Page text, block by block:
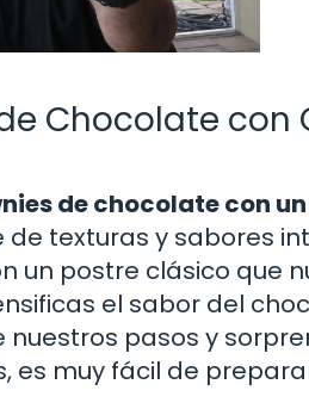
Chocolate con
de chocolate con
texturas y sabores
un postre clásico que
el sabor del
pasos y
es muy fácil de